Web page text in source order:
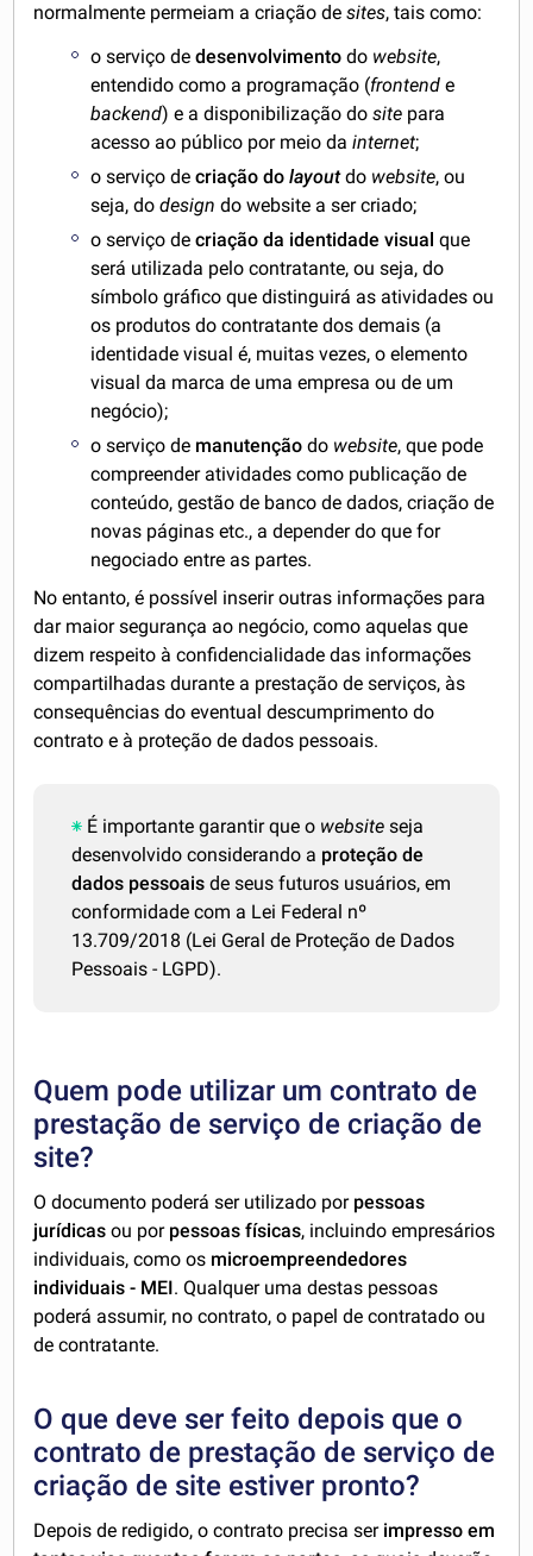
normalmente permeiam a criação desites, tais como:
o serviço dedesenvolvimento do website,
entendido como a programação (frontende
backend) e a disponibilização dosite para
acesso ao público por meio dainternet;
o serviço decriação dolayout do website, ou
seja, dodesign do website a ser criado;
o serviço decriação da identidade visual que
será utilizada pelo contratante, ou seja, do
símbolo gráfico que distinguirá as atividades ou
os produtos do contratante dos demais (a
identidade visual é, muitas vezes, o elemento
visual da marca de uma empresa ou de um
negócio);
o serviço de manutenção do website, que pode
compreender atividades como publicação de
conteúdo, gestão de banco de dados, criação de
novas páginas etc., a depender do que for
negociado entre as partes.
No entanto, é possível inserir outras informações para
dar maior segurança ao negócio, como aquelas que
dizem respeito à confidencialidade das informações
compartilhadas durante a prestação de serviços, às
consequências do eventual descumprimento do
contrato e à proteção de dados pessoais.
É importante garantir que o website seja
desenvolvido considerando a proteção de
dados pessoais de seus futuros usuários, em
conformidade com a Lei Federal nº
13.709/2018 (Lei Geral de Proteção de Dados
Pessoais - LGPD).
Quem pode utilizar um contrato de
prestação de serviço de criação de
site?
O documento poderá ser utilizado por pessoas
jurídicas ou por pessoas físicas, incluindo empresários
individuais, como os microempreendedores
individuais - MEI. Qualquer uma destas pessoas
poderá assumir, no contrato, o papel de contratado ou
de contratante.
O que deve ser feito depois que o
contrato de prestação de serviço de
criação de site estiver pronto?
Depois de redigido, o contrato precisa ser impresso em